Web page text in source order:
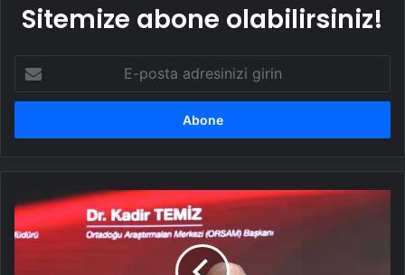
Sitemize abone olabilirsiniz!
posta
adresinizi
Suriye
Paneli
Tamamlandı